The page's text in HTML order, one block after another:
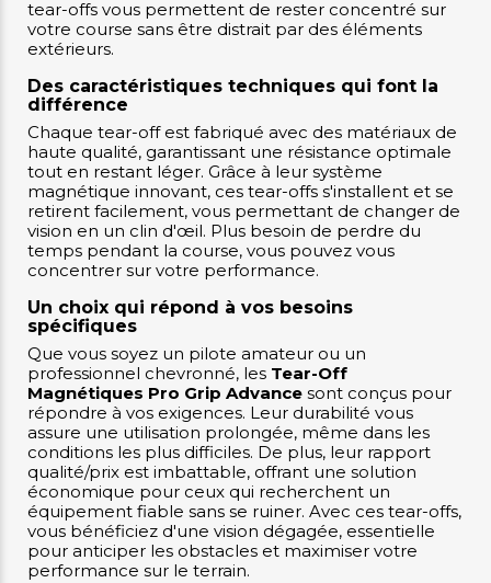
tear-offs vous permettent de rester concentré sur
votre course sans être distrait par des éléments
extérieurs.
Des caractéristiques techniques qui font la
différence
Chaque tear-off est fabriqué avec des matériaux de
haute qualité, garantissant une résistance optimale
tout en restant léger. Grâce à leur système
magnétique innovant, ces tear-offs s'installent et se
retirent facilement, vous permettant de changer de
vision en un clin d'œil. Plus besoin de perdre du
temps pendant la course, vous pouvez vous
concentrer sur votre performance.
Un choix qui répond à vos besoins
spécifiques
Que vous soyez un pilote amateur ou un
professionnel chevronné, les Tear-Off
Magnétiques Pro Grip Advance sont conçus pour
répondre à vos exigences. Leur durabilité vous
assure une utilisation prolongée, même dans les
conditions les plus difficiles. De plus, leur rapport
qualité/prix est imbattable, offrant une solution
économique pour ceux qui recherchent un
équipement fiable sans se ruiner. Avec ces tear-offs,
vous bénéficiez d'une vision dégagée, essentielle
pour anticiper les obstacles et maximiser votre
performance sur le terrain.